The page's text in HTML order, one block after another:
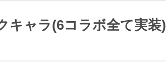
キャラ(6コラボ全て実装)